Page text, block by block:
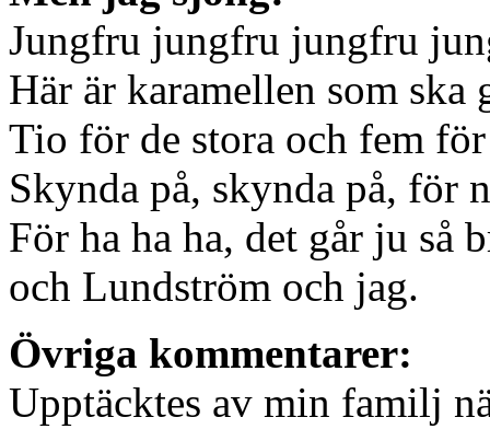
Jungfru jungfru jungfru
Här är karamellen som
Tio för de stora och fem för
Skynda på, skynda på, för
För ha ha ha, det går ju så
och Lundström och jag.
Övriga kommentarer:
Upptäcktes av min familj